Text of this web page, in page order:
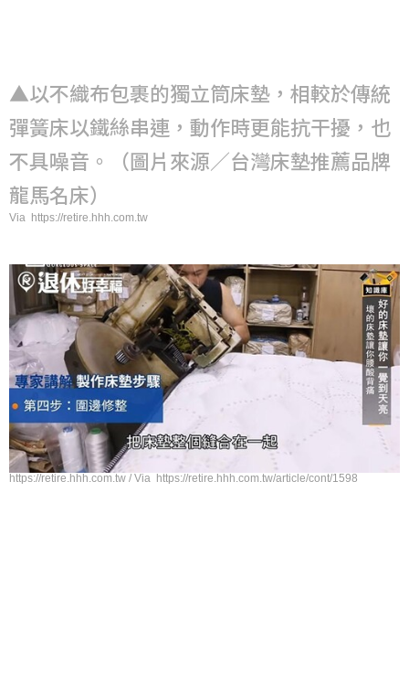
▲以不織布包裹的獨立筒床墊，相較於傳統
彈簧床以鐵絲串連，動作時更能抗干擾，也
不具噪音。（圖片來源／台灣床墊推薦品牌
龍馬名床）
Via https://retire.hhh.com.tw
https://retire.hhh.com.tw / Via https://retire.hhh.com.tw/article/cont/1598